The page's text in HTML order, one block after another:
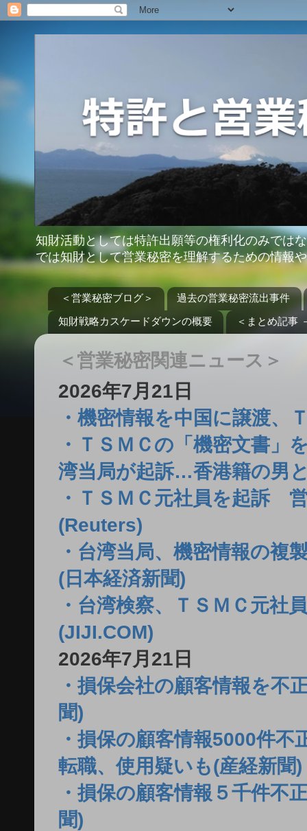
知財活動としては特許出願等の権利化のみでは
では知財として営業秘密を理解するための情報
＜営業秘密ブログ＞
過去の営業秘密流出事件
知財戦略カスケードダウンの概要
＜まとめ記事
＜営業秘密関連ニュース＞
2026年7月21日
・機密情報を中国に譲渡、
・ＴＳＭＣの「機密文書」
湾当局が起訴…香港籍の男
・ＴＳＭＣ元社員を起訴
(Reuters)
・台湾当局、機密情報の
(日本経済新聞)
・台湾検察、ＴＳＭＣ元
(JIJI.COM)
2026年7月21日
・損保会社の顧客情報を
聞)
・損保の顧客情報5000件
転職、使用疑いも(産経新聞)
・損保の顧客情報５千件
聞)